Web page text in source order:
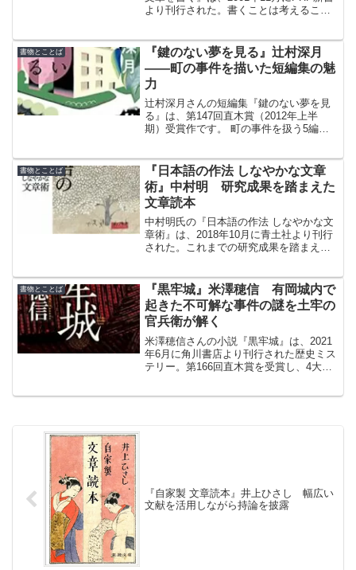
より刊行された。書くことは考えること
書物とことば
『鍵のない夢を見る』辻村深月
――町の事件を描いた短編集の魅
力
辻村深月さんの短編集『鍵のない夢を見
る』は、第147回直木賞（2012年上半
期）受賞作です。 町の事件を扱う5編が
のこと。
書物とことば
『日本語の作法 しなやかな文章
術』中村明 研究成果を踏まえた
文章読本
中村明氏の『日本語の作法 しなやかな文
章術』は、2018年10月に青土社より刊行
された。これまでの研究成果を踏まえな
書物とことば
『黒牢城』米澤穂信 有岡城内で
起きた不可解な事件の謎を土牢の
官兵衛が解く
米澤穂信さんの小説『黒牢城』は、2021
年6月に角川書店より刊行された歴史ミス
テリー。第166回直木賞を受賞し、4大ミ
『自家製 文章読本』井上ひさし 幅広い
文献を活用しながら持論を披露